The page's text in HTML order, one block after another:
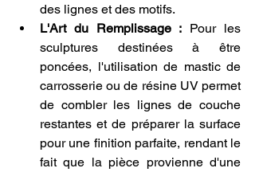
des lignes et des motifs.
L'Art du Remplissage : Pour les
sculptures destinées à être
poncées, l'utilisation de mastic de
carrosserie ou de résine UV permet
de combler les lignes de couche
restantes et de préparer la surface
pour une finition parfaite, rendant le